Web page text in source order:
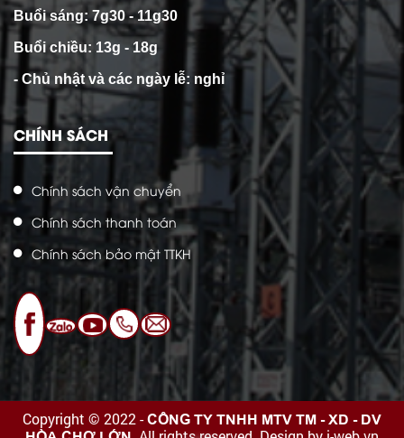
Buổi sáng: 7g30 - 11g30
Buổi chiều: 13g - 18g
- Chủ nhật và các ngày lễ: nghỉ
CHÍNH SÁCH
Chính sách vận chuyển
Chính sách thanh toán
Chính sách bảo mật TTKH
Copyright © 2022 -CÔNG TY TNHH MTV TM - XD - DV